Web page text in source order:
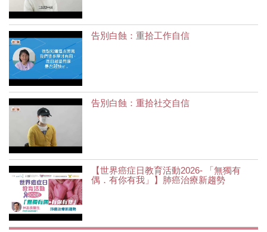
告別白蝕：重拾工作自信
告別白蝕：重拾社交自信
【世界癌症日教育活動2026- 「無獨有
偶．有你有我」】肺癌治療新趨勢